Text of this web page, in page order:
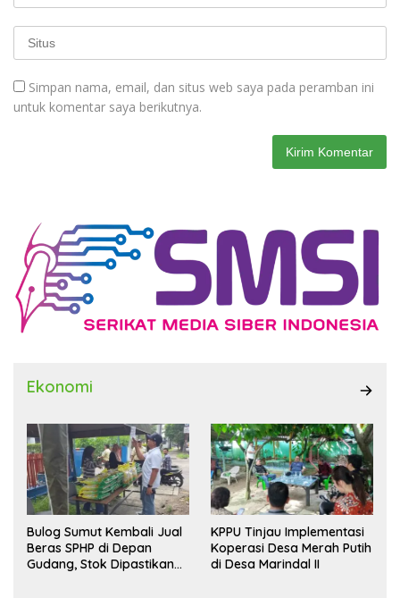
Simpan nama, email, dan situs web saya pada peramban ini
untuk komentar saya berikutnya.
Ekonomi
Bulog Sumut Kembali Jual
Beras SPHP di Depan
Gudang, Stok Dipastikan
KPPU Tinjau Implementasi
Koperasi Desa Merah Putih
di Desa Marindal II